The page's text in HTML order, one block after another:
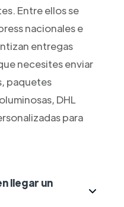
Entre ellos se
nacionales e
entregas
necesites enviar
paquetes
DHL
para
llegar un